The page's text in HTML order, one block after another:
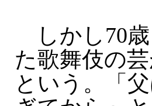
しかし70歳
た歌舞伎の
という。「